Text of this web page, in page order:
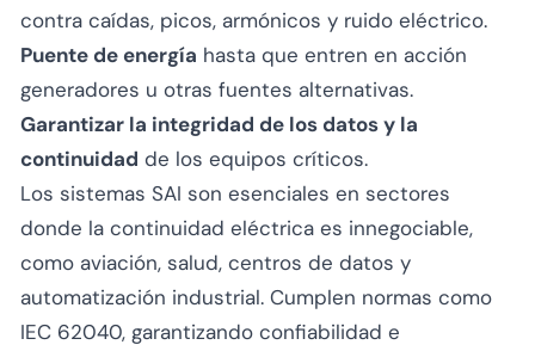
contra caídas, picos, armónicos y ruido eléctrico.
Puente de energía hasta que entren en acción
generadores u otras fuentes alternativas.
Garantizar la integridad de los datos y la
continuidad de los equipos críticos.
Los sistemas SAI son esenciales en sectores
donde la continuidad eléctrica es innegociable,
como aviación, salud, centros de datos y
automatización industrial. Cumplen normas como
IEC 62040, garantizando confiabilidad e